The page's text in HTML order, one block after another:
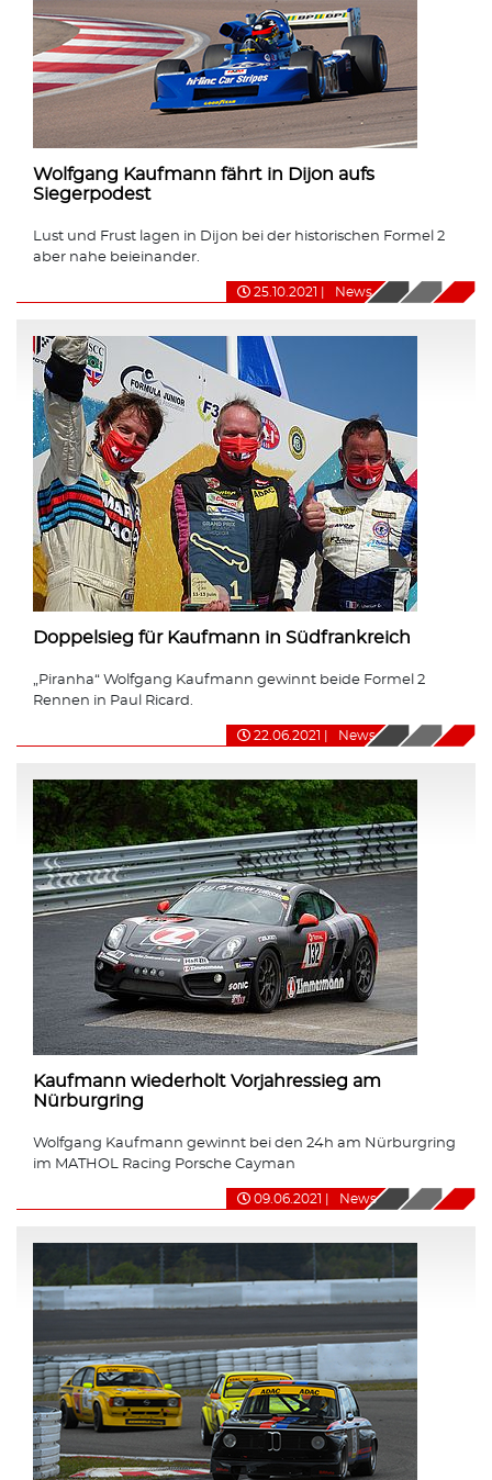
Wolfgang Kaufmann fährt in Dijon aufs
Siegerpodest
Lust und Frust lagen in Dijon bei der historischen Formel 2
aber nahe beieinander.
25.10.2021 News
Doppelsieg für Kaufmann in Südfrankreich
„Piranha“ Wolfgang Kaufmann gewinnt beide Formel 2
Rennen in Paul Ricard.
22.06.2021 News
Kaufmann wiederholt Vorjahressieg am
Nürburgring
Wolfgang Kaufmann gewinnt bei den 24h am Nürburgring
im MATHOL Racing Porsche Cayman
09.06.2021 News